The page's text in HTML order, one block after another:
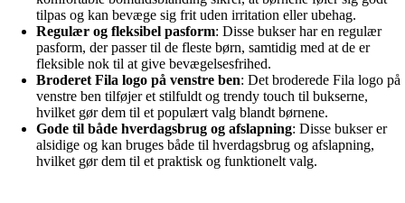
tilpas og kan bevæge sig frit uden irritation eller ubehag.
Regulær og fleksibel pasform: Disse bukser har en regulær
pasform, der passer til de fleste børn, samtidig med at de er
fleksible nok til at give bevægelsesfrihed.
Broderet Fila logo på venstre ben: Det broderede Fila logo på
venstre ben tilføjer et stilfuldt og trendy touch til bukserne,
hvilket gør dem til et populært valg blandt børnene.
Gode til både hverdagsbrug og afslapning: Disse bukser er
alsidige og kan bruges både til hverdagsbrug og afslapning,
hvilket gør dem til et praktisk og funktionelt valg.